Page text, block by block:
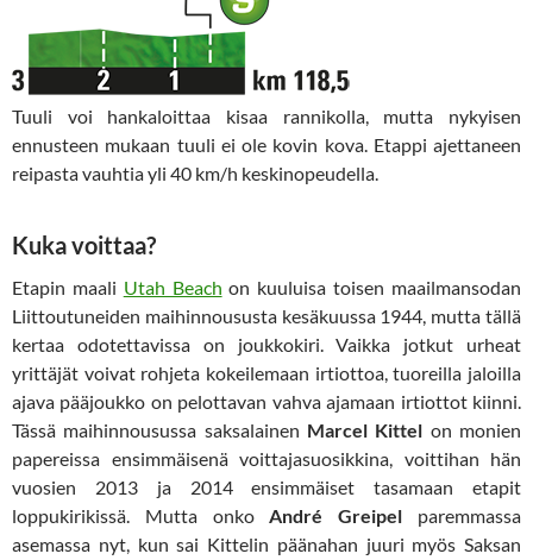
Tuuli voi hankaloittaa kisaa rannikolla, mutta nykyisen
ennusteen mukaan tuuli ei ole kovin kova. Etappi ajettaneen
reipasta vauhtia yli 40 km/h keskinopeudella.
Kuka voittaa?
Etapin maali Utah Beach on kuuluisa toisen maailmansodan
Liittoutuneiden maihinnoususta kesäkuussa 1944, mutta tällä
kertaa odotettavissa on joukkokiri. Vaikka jotkut urheat
yrittäjät voivat rohjeta kokeilemaan irtiottoa, tuoreilla jaloilla
ajava pääjoukko on pelottavan vahva ajamaan irtiottot kiinni.
Tässä maihinnousussa saksalainen Marcel Kittel on monien
papereissa ensimmäisenä voittajasuosikkina, voittihan hän
vuosien 2013 ja 2014 ensimmäiset tasamaan etapit
loppukirikissä. Mutta onkoAndré Greipel paremmassa
asemassa nyt, kun sai Kittelin päänahan juuri myös Saksan